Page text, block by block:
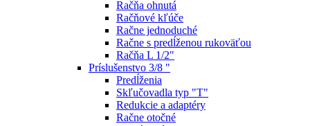
Račňa ohnutá
Račňové kľúče
Račne jednoduché
Račne s predĺženou rukoväťou
Račňa L 1/2"
Príslušenstvo 3/8 "
Predĺženia
Skľučovadla typ "T"
Redukcie a adaptéry
Račne otočné